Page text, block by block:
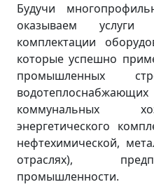
Будучи
оказываем
комплектации
которые успешно
промышленных
коммунальных
энергетического
нефтехимической,
отраслях),
промышленности.